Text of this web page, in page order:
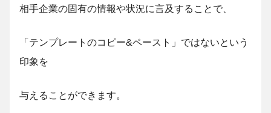
相手企業の固有の情報や状況に言及することで、
「テンプレートのコピー&ペースト」ではないという
印象を
与えることができます。